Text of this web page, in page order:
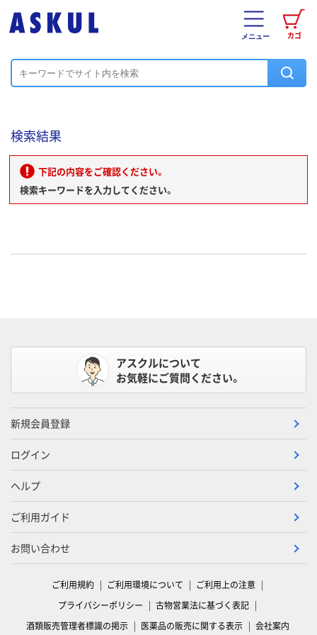
カゴ
メニュー
検索結果
下記の内容をご確認ください。
検索キーワードを入力してください。
アスクルについて
お気軽にご質問ください。
新規会員登録
ログイン
ヘルプ
ご利用ガイド
お問い合わせ
ご利用規約 ご利用環境について
ご利用上の注意
プライバシーポリシー
古物営業法に基づく表記
酒類販売管理者標識の掲示
医薬品の販売に関する表示 会社案内